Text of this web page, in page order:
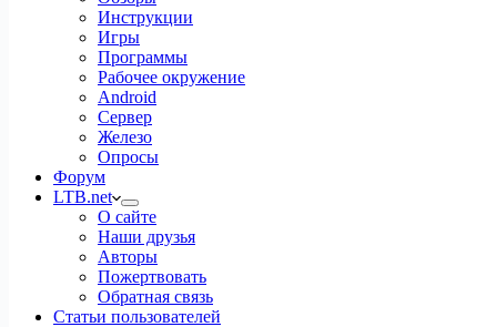
Инструкции
Игры
Программы
Рабочее окружение
Android
Сервер
Железо
Опросы
Форум
LTB.net
О сайте
Наши друзья
Авторы
Пожертвовать
Обратная связь
Статьи пользователей